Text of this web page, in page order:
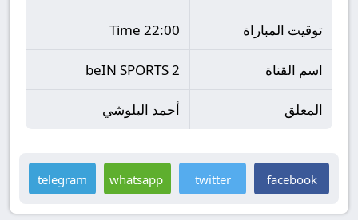
توقيت المباراة 22:00 Time
اسم القناة beIN SPORTS 2
المعلق أحمد البلوشي
facebook
twitter
whatsapp
telegram